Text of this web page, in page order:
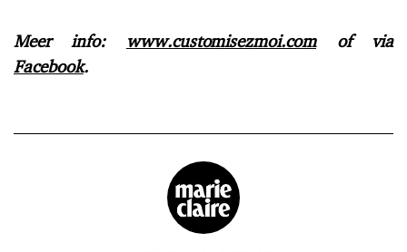
Meer info: www.customisezmoi.comof via
Facebook.